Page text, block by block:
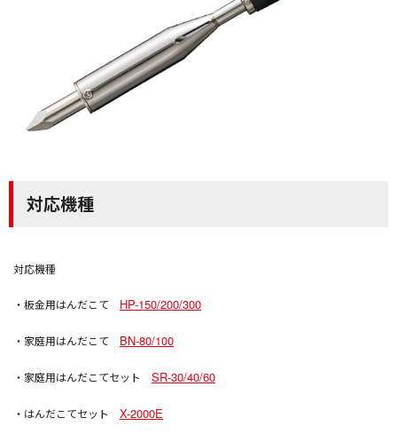
対応機種
対応機種
・板金用はんだこて HP-150/200/300
・家庭用はんだこて BN-80/100
・家庭用はんだこてセット SR-30/40/60
・はんだこてセット X-2000E